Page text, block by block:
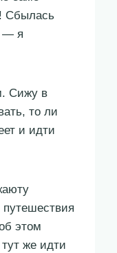
Сбылась
— я
Сижу в
то ли
и идти
этом
же идти